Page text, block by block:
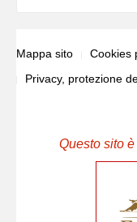
Mappa sito
Cookies
Privacy, protezione
Questo sito